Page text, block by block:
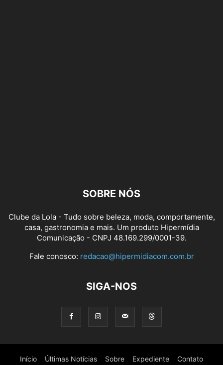
SOBRE NÓS
Clube da Lola - Tudo sobre beleza, moda, comportamente,
casa, gastronomia e mais. Um produto Hipermídia
Comunicação - CNPJ 48.169.299/0001-39.
Fale conosco: redacao@hipermidiacom.com.br
SIGA-NOS
Início Últimas Notícias Sobre Expediente Contato